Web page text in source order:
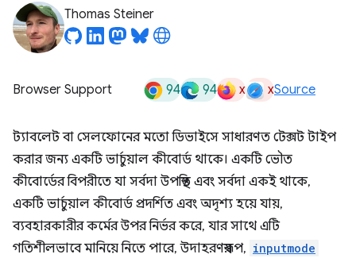
Thomas Steiner
Browser Support 94 94 x xSource
ট্যাবলেট বা সেলফোনের মতো ডিভাইসে সাধারণত টেক্সট টাইপ
করার জন্য একটি ভার্চুয়াল কীবোর্ড থাকে। একটি ভৌত ​​
কীবোর্ডের বিপরীতে যা সর্বদা উপস্থিত এবং সর্বদা একই থাকে,
একটি ভার্চুয়াল কীবোর্ড প্রদর্শিত এবং অদৃশ্য হয়ে যায়,
ব্যবহারকারীর কর্মের উপর নির্ভর করে, যার সাথে এটি
গতিশীলভাবে মানিয়ে নিতে পারে, উদাহরণস্বরূপ, inputmode